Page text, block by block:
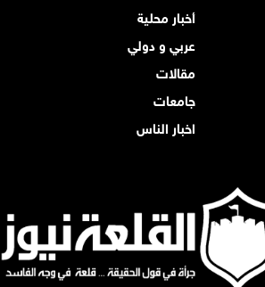
أخبار محلية
عربي و دولي
مقالات
جامعات
اخبار الناس